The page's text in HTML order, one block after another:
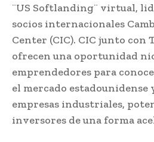
¨US Softlanding¨ virtual,
socios internacionales
Center (CIC). CIC junto con
ofrecen una oportunidad
emprendedores para
el mercado estadounidense
empresas industriales,
inversores de una forma